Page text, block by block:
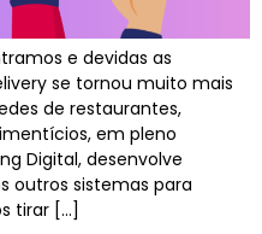
e devidas as
se tornou muito mais
de restaurantes,
em pleno
Digital, desenvolve
outros sistemas para
tirar […]